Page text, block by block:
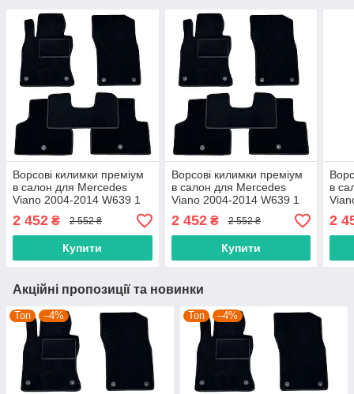
Ворсові килимки преміум
в салон для Mercedes
Viano 2004-2014 W639 1
ряд / Мерседес Віано
килимки
2 452 ₴ 2 552 ₴
Купити
Ворсові килимки преміум
в салон для Mercedes
Viano 2004-2014 W639 1
ряд / Мерседес Віано
килимки
2 452₴ 2 552 ₴
Купити
в
ряд
2
Акційні пропозиції та новинки
Топ –4% Топ –4%